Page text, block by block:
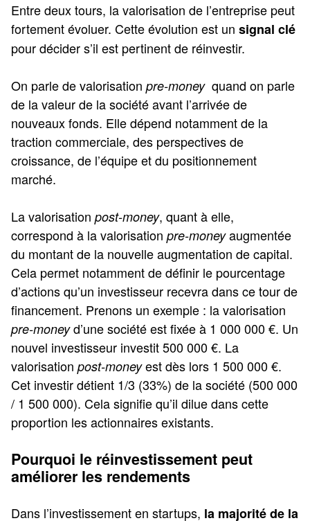
Entre deux tours, la valorisation de l’entreprise peut
fortement évoluer. Cette évolution est un signal clé
pour décider s’il est pertinent de réinvestir.
On parle de valorisation pre-money quand on parle
de la valeur de la société avant l’arrivée de
nouveaux fonds. Elle dépend notamment de la
traction commerciale, des perspectives de
croissance, de l’équipe et du positionnement
marché.
La valorisation post-money, quant à elle,
correspond à la valorisation pre-moneyaugmentée
du montant de la nouvelle augmentation de capital.
Cela permet notamment de définir le pourcentage
d’actions qu’un investisseur recevra dans ce tour de
financement. Prenons un exemple : la valorisation
pre-moneyd’une société est fixée à 1 000 000 €. Un
nouvel investisseur investit 500 000 €. La
valorisation post-moneyest dès lors 1 500 000 €.
Cet investir détient 1/3 (33%) de la société (500 000
/ 1 500 000). Cela signifie qu’il dilue dans cette
proportion les actionnaires existants.
Pourquoi le réinvestissement peut
améliorer les rendements
Dans l’investissement en startups, la majorité de la